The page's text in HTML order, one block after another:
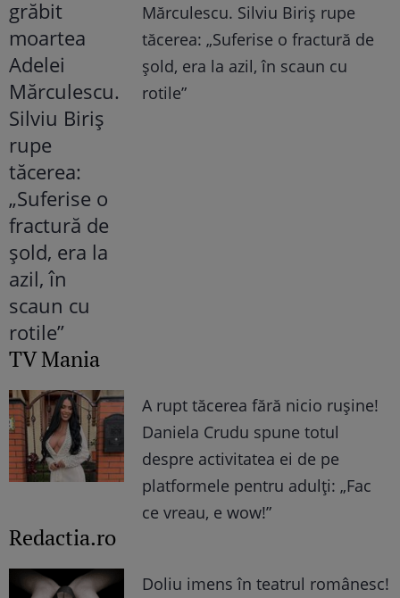
Mărculescu. Silviu Biriș rupe
tăcerea: „Suferise o fractură de
șold, era la azil, în scaun cu
rotile”
TV Mania
A rupt tăcerea fără nicio rușine!
Daniela Crudu spune totul
despre activitatea ei de pe
platformele pentru adulți: „Fac
ce vreau, e wow!”
Redactia.ro
Doliu imens în teatrul românesc!